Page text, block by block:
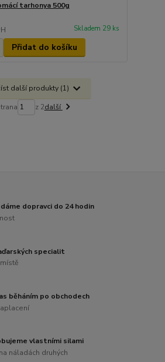
tarhonya 500g
Skladem 29 ks
Přidat do košíku
další produkty (1)
z 2další
dopravci do 24 hodin
specialit
běháním po obchodech
vlastními silami
náladách druhých